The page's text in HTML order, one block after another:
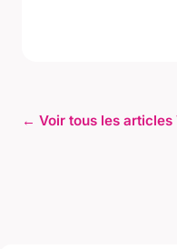
← Voir tous les articles